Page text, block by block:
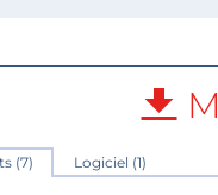
(7) Logiciel (1)